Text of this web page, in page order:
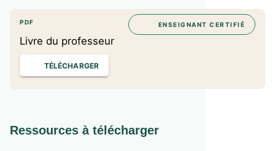
PDF
Livre du professeur
ENSEIGNANT CERTIFIÉ
TÉLÉCHARGER
Ressources à télécharger